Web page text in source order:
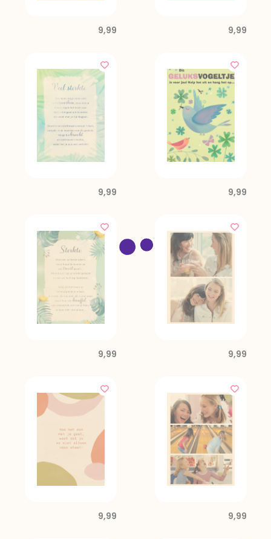
9,99 9,99
9,99 9,99
9,99 9,99
9,99 9,99